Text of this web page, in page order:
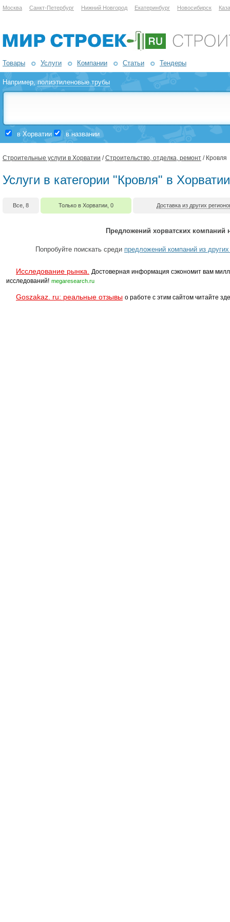
Москва Санкт-Петербург Нижний Новгород Екатеринбург Новосибирск
Товары Услуги Компании Статьи Тендеры
Например,полиэтиленовые трубы
в Хорватии в названии
Строительные услуги в Хорватии /Строительство, отделка, ремонт / Кровля
Услуги в категории "Кровля" в Хорватии
Все, 8 Только в Хорватии, 0 Доставка из других
Предложений хорватских компаний
Попробуйте поискать среди предложений компаний из
Исследование рынка.
Достоверная информация сэкономит вам
исследований! megaresearch.ru
Goszakaz. ru: реальные отзывы о работе с этим сайтом читайте